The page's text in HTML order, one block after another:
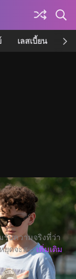
เลสเบี้ยน เค
รับความจริงที่ว่า
ยุดจะส... เพิ่มเติม